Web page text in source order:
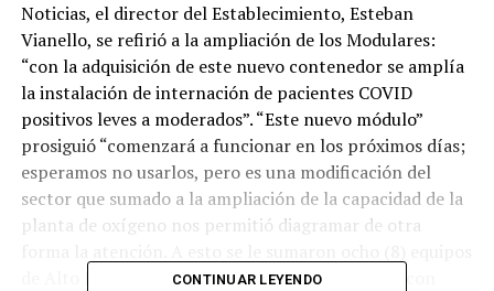
Noticias, el director del Establecimiento, Esteban
Vianello, se refirió a la ampliación de los Modulares:
“con la adquisición de este nuevo contenedor se amplía
la instalación de internación de pacientes COVID
positivos leves a moderados”. “Este nuevo módulo”
prosiguió “comenzará a funcionar en los próximos días;
esperamos no usarlos, pero es una modificación del
sector que sumado a la ampliación de la capacidad de la
planta de oxígeno nos permitió diagramar de otra
de Alto Flujo más que se utilizan para pacientes con
CONTINUAR LEYENDO